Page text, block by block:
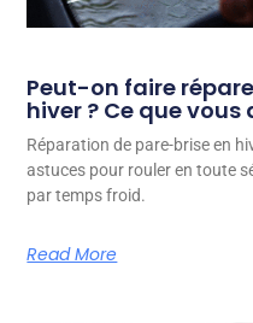
Peut-on faire
hiver ? Ce que vous
Réparation de pare-brise en
astuces pour rouler en toute
par temps froid.
Read More